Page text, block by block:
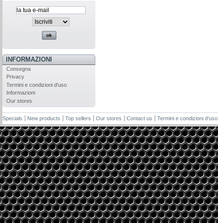
INFORMAZIONI
Consegna
Privacy
Termini e condizioni d'uso
Informazioni
Our stores
Specials New products Top sellers Our stores Contact us Termini e condizioni d'uso